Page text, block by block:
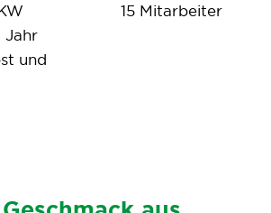
Jahr
und
15 Mitarbeiter